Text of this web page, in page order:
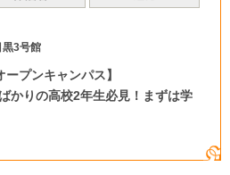
黒3号館
ープンキャンパス】
かりの高校2年生必見！まずは学